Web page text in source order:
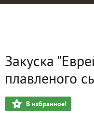
Закуска
плавленого
В избранное!